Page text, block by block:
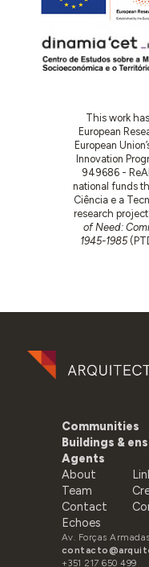
This work
European
European
Innovation
949686 -
national funds
Ciência e a
research project
of Need:
1945-1985
Communities
Buildings &
Agents
About
Team
Contact
Echoes
Av. Forças
+351 217 650 499